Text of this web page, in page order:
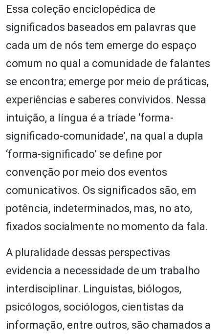
Essa coleção enciclopédica de
significados baseados em palavras que
cada um de nós tem emerge do espaço
comum no qual a comunidade de falantes
se encontra; emerge por meio de práticas,
experiências e saberes convividos. Nessa
intuição, a língua é a tríade ‘forma-
significado-comunidade’, na qual a dupla
‘forma-significado’ se define por
convenção por meio dos eventos
comunicativos. Os significados são, em
potência, indeterminados, mas, no ato,
fixados socialmente no momento da fala.
A pluralidade dessas perspectivas
evidencia a necessidade de um trabalho
interdisciplinar. Linguistas, biólogos,
psicólogos, sociólogos, cientistas da
informação, entre outros, são chamados a